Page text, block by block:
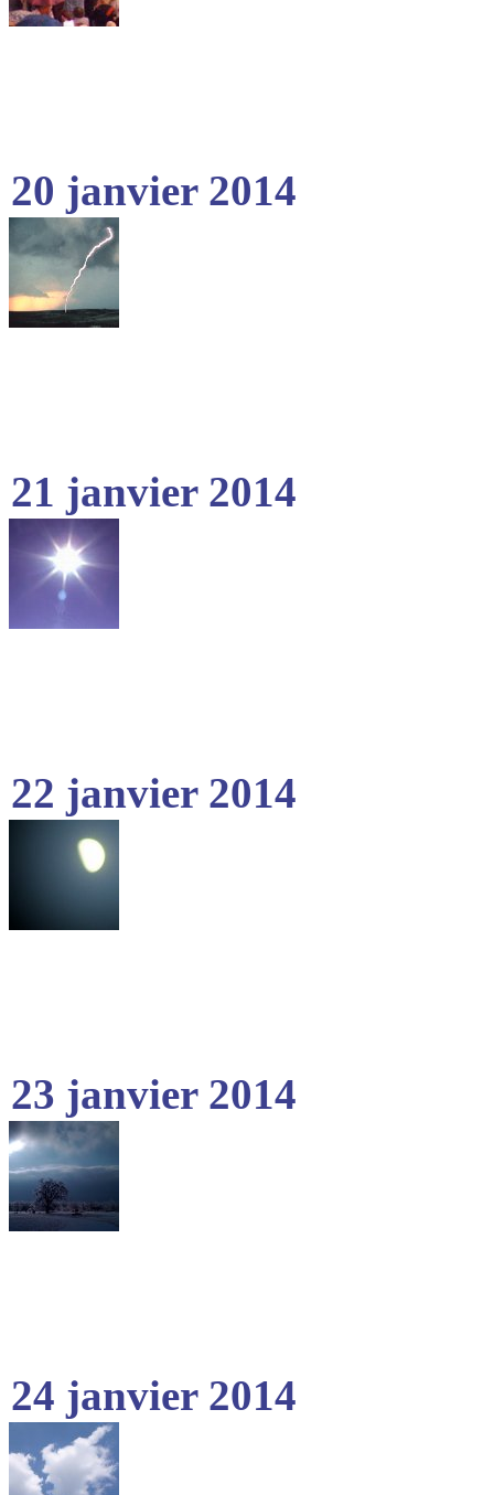
20 janvier 2014
21 janvier 2014
22 janvier 2014
23 janvier 2014
24 janvier 2014